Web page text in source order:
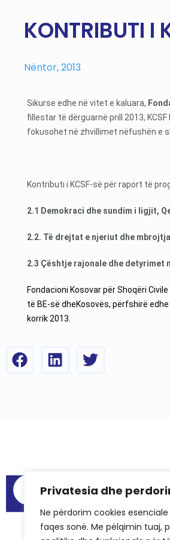
Privatesia dhe
Ne përdorim cookies
faqes sonë. Me pëlqimin tuaj,
KONTRIBUTI I
Nëntor, 2013
Sikurse edhe në vitet e kaluara,
fillestar të dërguarnë prill 2013,
fokusohet në zhvillimet nëfushën e
Kontributi i KCSF-së për raport të
2.1 Demokraci dhe sundim i ligjit,
2.2. Të drejtat e njeriut dhe
2.3 Çështje rajonale dhe detyrimet
Fondacioni Kosovar për Shoqëri
të BE-së dheKosovës, përfshirë
korrik 2013.